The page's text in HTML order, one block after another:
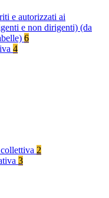
e autorizzati ai
e non dirigenti) (da
6
4
2
3